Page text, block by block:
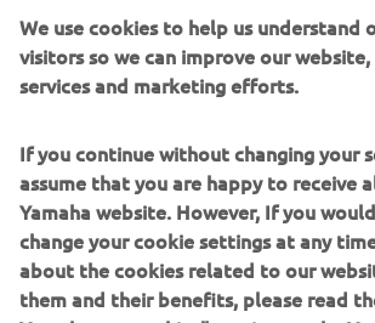
Faptul că fostul pilot de motocros de
să urce pe podium la debutul său în Rally-
pe care a realizat-o.
Antrenamentele sale pre-raliu au inclus
de navigație cu roadbook-uri la Ténéré
Aveyron, alături de Loïc Minaudier, un
și competitor în Raliul Dakar.
We use cookies to help us understand
visitors so we can improve our
services and marketing efforts.
If you continue without changing your
assume that you are happy to receive
Yamaha website. However, If you
change your cookie settings at any
about the cookies related to our
them and their benefits, please read